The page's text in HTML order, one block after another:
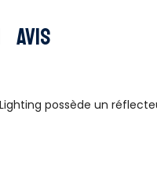
Avis
Lighting possède un